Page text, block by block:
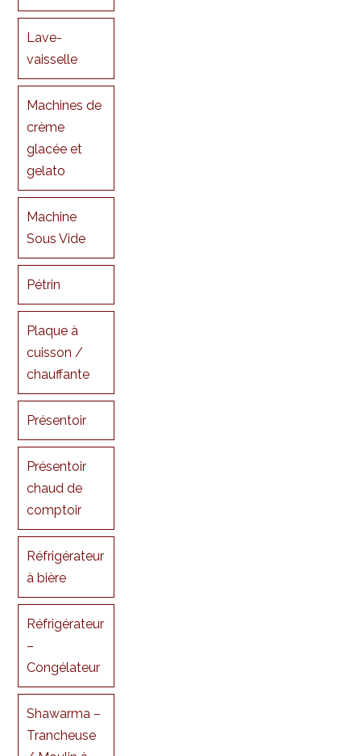
Lave-
vaisselle
Machines de
crème
glacée et
gelato
Machine
Sous Vide
Pétrin
Plaque à
cuisson /
chauffante
Présentoir
Présentoir
chaud de
comptoir
Réfrigérateur
à bière
Réfrigérateur
–
Congélateur
Shawarma –
Trancheuse